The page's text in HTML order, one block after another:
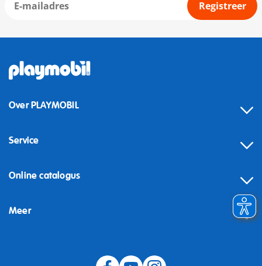
Registreer
Over PLAYMOBIL
Service
Online catalogus
Meer